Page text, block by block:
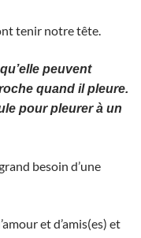
tenir notre tête.
peuvent
quand il pleure.
pour pleurer à un
besoin d’une
et d’amis(es) et